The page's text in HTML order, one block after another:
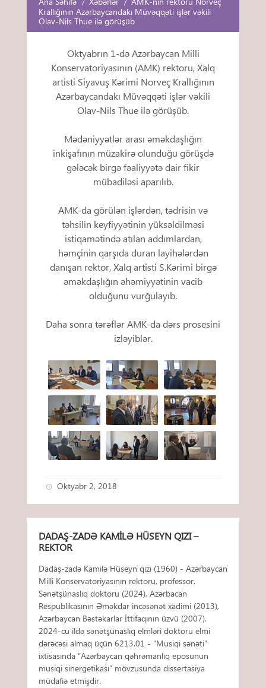
Krallığının Azərbaycandakı Müvəqqəti işlər vəkili
Olav-Nils Thue ilə görüşüb
Oktyabrın 1-də Azərbaycan Milli
Konservatoriyasının (AMK) rektoru, Xalq
artisti Siyavuş Kərimi Norveç Krallığının
Azərbaycandakı Müvəqqəti işlər vəkili
Olav-Nils Thue ilə görüşüb.
Mədəniyyətlər arası əməkdaşlığın
inkişafının müzakirə olunduğu görüşdə
gələcək birgə fəaliyyətə dair fikir
mübadiləsi aparılıb.
AMK-da görülən işlərdən, tədrisin və
təhsilin keyfiyyətinin yüksəldilməsi
istiqamətində atılan addımlardan,
həmçinin qarşıda duran layihələrdən
danışan rektor, Xalq artisti S.Kərimi birgə
əməkdaşlığın əhəmiyyətinin vacib
olduğunu vurğulayıb.
Daha sonra tərəflər AMK-da dərs prosesini
izləyiblər.
Oktyabr 2, 2018
DADAŞ-ZADƏ KAMILƏ HÜSEYN QIZI –
REKTOR
Dadaş-zadə Kamilə Hüseyn qızı (1960) - Azərbaycan
Milli Konservatoriyasının rektoru, professor.
Sənətşünaslıq doktoru (2024), Azərbacan
Respublikasının Əməkdar incəsənət xadimi (2013),
Azərbaycan Bəstəkarlar İttifaqının üzvü (2007).
2024-cü ildə sənətşünaslıq elmləri doktoru elmi
dərəcəsi almaq üçün 6213.01 - “Musiqi sənəti”
ixtisasında “Azərbaycan qəhrəmanlıq eposunun
musiqi sinergetikası” mövzusunda dissertasiya
müdafiə etmişdir.